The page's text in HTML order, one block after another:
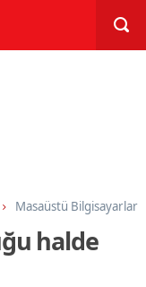
Masaüstü Bilgisayarlar
halde